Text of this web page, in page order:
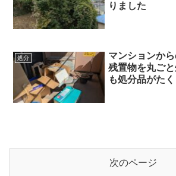
りました
処分
マンションか
残置物を丸ご
も処分品がた
次のページ